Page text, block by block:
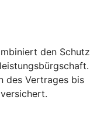
den Schutz
des Vertrages bis